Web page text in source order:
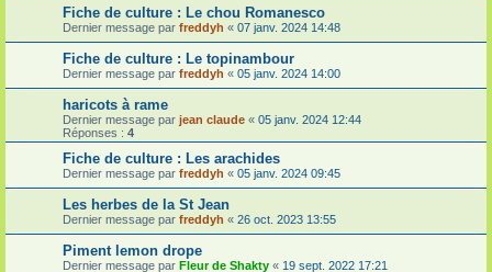
Fiche de culture : Le chou Romanesco
Dernier message par freddyh « 07 janv. 2024 14:48
Fiche de culture : Le topinambour
Dernier message par freddyh « 05 janv. 2024 14:00
haricots à rame
Dernier message par jean claude « 05 janv. 2024 12:44
Réponses : 4
Fiche de culture : Les arachides
Dernier message par freddyh « 05 janv. 2024 09:45
Les herbes de la St Jean
Dernier message par freddyh « 26 oct. 2023 13:55
Piment lemon drope
Dernier message par Fleur de Shakty « 19 sept. 2022 17:21